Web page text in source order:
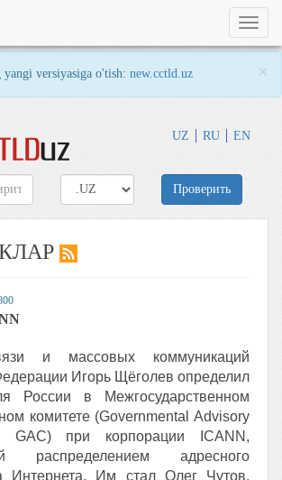
yangi versiyasiga o'tish: new.cctld.uz ×
UZ RU EN
Toggle
Проверить
и массовых коммуникаций
Игорь Щёголев определил
России в Межгосударственном
комитете (Governmental Advisory
GAC) при корпорации ICANN,
распределением адресного
Интернета. Им стал Олег Чутов,